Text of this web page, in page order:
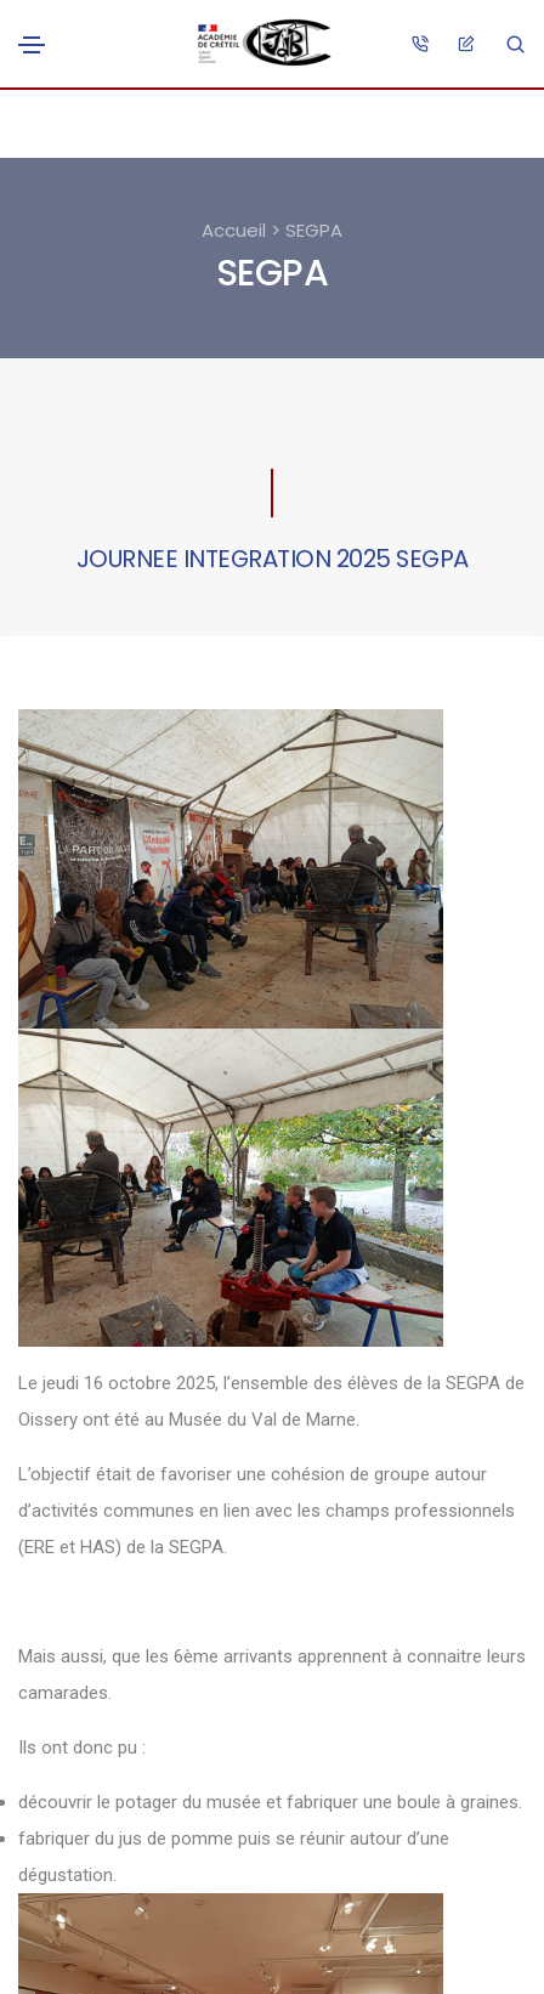
Accueil > SEGPA
SEGPA
JOURNEE INTEGRATION 2025 SEGPA
Le jeudi 16 octobre 2025, l’ensemble des élèves de la SEGPA de
Oissery ont été au Musée du Val de Marne.
L’objectif était de favoriser une cohésion de groupe autour
d’activités communes en lien avec les champs professionnels
(ERE et HAS) de la SEGPA.
Mais aussi, que les 6ème arrivants apprennent à connaitre leurs
camarades.
Ils ont donc pu :
découvrir le potager du musée et fabriquer une boule à graines.
fabriquer du jus de pomme puis se réunir autour d’une
dégustation.